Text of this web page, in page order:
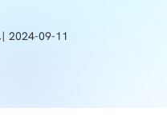
2024-09-11